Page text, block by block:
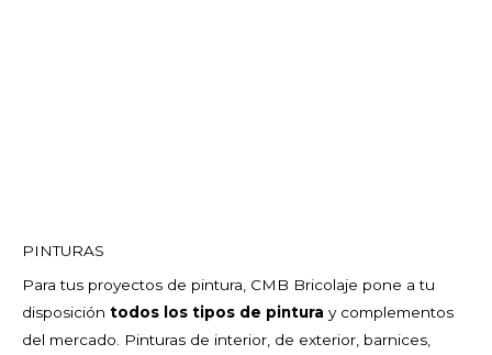
PINTURAS
Para tus proyectos de pintura, CMB Bricolaje pone a tu
disposición todos los tipos de pintura y complementos
del mercado. Pinturas de interior, de exterior, barnices,